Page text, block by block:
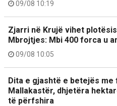
09/08 10:19
Zjarri në Krujë vihet
Mbrojtjes: Mbi 400 forca u
09/08 10:05
Dita e gjashtë e betejës
Mallakastër, dhjetëra
të përfshira